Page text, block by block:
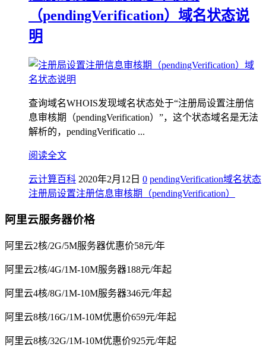
（pendingVerification）域名状态说
明
查询域名WHOIS发现域名状态处于“注册局设置注册信
息审核期（pendingVerification）”，这个状态域名是无法
解析的，pendingVerificatio ...
阅读全文
云计算百科 2020年2月12日 0 pendingVerification域名状态
注册局设置注册信息审核期（pendingVerification）
阿里云服务器价格
阿里云2核/2G/5M服务器优惠价58元/年
阿里云2核/4G/1M-10M服务器188元/年起
阿里云4核/8G/1M-10M服务器346元/年起
阿里云8核/16G/1M-10M优惠价659元/年起
阿里云8核/32G/1M-10M优惠价925元/年起